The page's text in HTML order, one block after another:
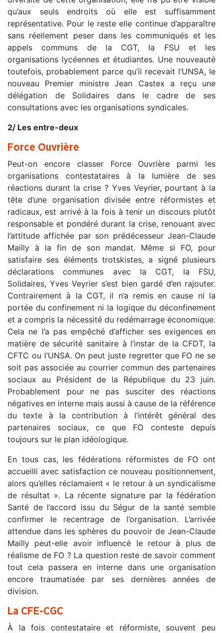
qu’aux seuls endroits où elle est suffisamment
représentative. Pour le reste elle continue d’apparaître
sans réellement peser dans les communiqués et les
appels communs de la CGT, la FSU et les
organisations lycéennes et étudiantes. Une nouveauté
toutefois, probablement parce qu’il recevait l’UNSA, le
nouveau Premier ministre Jean Castex a reçu une
délégation de Solidaires dans le cadre de ses
consultations avec les organisations syndicales.
2/ Les entre-deux
Force Ouvrière
Peut-on encore classer Force Ouvrière parmi les
organisations contestataires à la lumière de ses
réactions durant la crise ? Yves Veyrier, pourtant à la
tête d’une organisation divisée entre réformistes et
radicaux, est arrivé à la fois à tenir un discours plutôt
responsable et pondéré durant la crise, renouant avec
l’attitude affichée par son prédécesseur Jean-Claude
Mailly à la fin de son mandat. Même si FO, pour
satisfaire ses éléments trotskistes, a signé plusieurs
déclarations communes avec la CGT, la FSU,
Solidaires, Yves Veyrier s’est bien gardé d’en rajouter.
Contrairement à la CGT, il n’a remis en cause ni la
portée du confinement ni la logique du déconfinement
et a compris la nécessité du redémarrage économique.
Cela ne l’a pas empêché d’afficher ses exigences en
matière de sécurité sanitaire à l’instar de la CFDT, la
CFTC ou l’UNSA. On peut juste regretter que FO ne se
soit pas associée au courrier commun des partenaires
sociaux au Président de la République du 23 juin.
Probablement pour ne pas susciter des réactions
négatives en interne mais aussi à cause de la référence
du texte à la contribution à l’intérêt général des
partenaires sociaux, ce que FO conteste depuis
toujours sur le plan idéologique.
En tous cas, les fédérations réformistes de FO ont
accueilli avec satisfaction ce nouveau positionnement,
alors qu’elles réclamaient « le retour à un syndicalisme
de résultat ». La récente signature par la fédération
Santé de l’accord issu du Ségur de la santé semble
confirmer le recentrage de l’organisation. L’arrivée
attendue dans les sphères du pouvoir de Jean-Claude
Mailly peut-elle avoir influencé le retour à plus de
réalisme de FO ? La question reste de savoir comment
tout cela passera en interne dans une organisation
encore traumatisée par ses dernières années de
division.
La CFE-CGC
À la fois contestataire et réformiste, souvent peu